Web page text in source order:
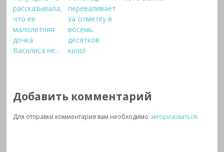
рассказывала,
что ее
малолетняя
дочка
Василиса не…
переваливает
за отметку в
восемь
десятков
кило!
Добавить комментарий
Для отправки комментария вам необходимо авторизоваться.